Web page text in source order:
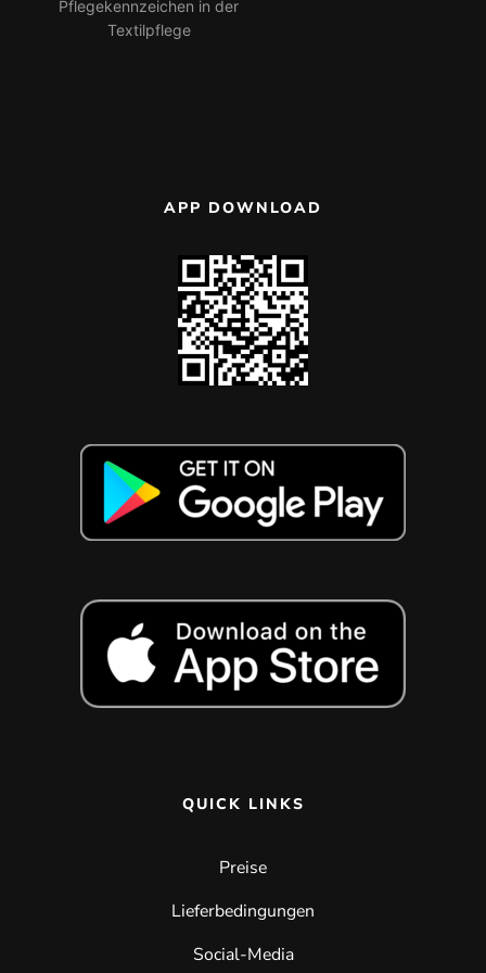
Pflegekennzeichen in der
Textilpflege
APP DOWNLOAD
QUICK LINKS
Preise
Lieferbedingungen
Social-Media